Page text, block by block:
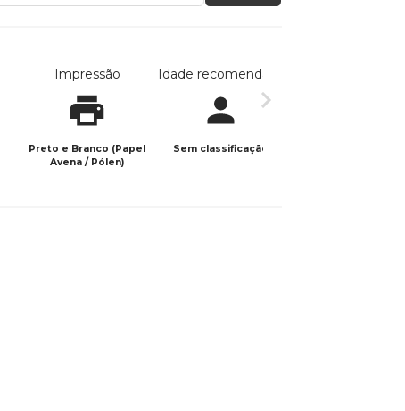
Impressão
Preto e Branco (Papel
Avena / Pólen)
Idade recomendada
Sem classificação